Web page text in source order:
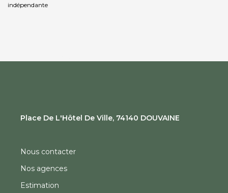
indépendante
Place De L'Hôtel De Ville, 74140 DOUVAINE
Nous contacter
Nos agences
Estimation